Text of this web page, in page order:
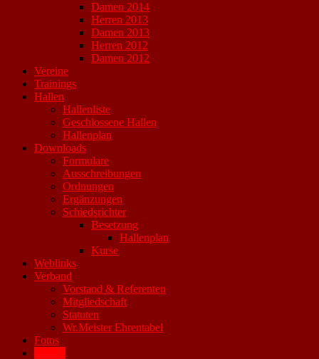
Damen 2014
Herren 2013
Damen 2013
Herren 2012
Damen 2012
Vereine
Trainings
Hallen
Hallenliste
Geschlossene Hallen
Hallenplan
Downloads
Formulare
Ausschreibungen
Ordnungen
Ergänzungen
Schiedsrichter
Besetzung
Hallenplan
Kurse
Weblinks
Verband
Vorstand & Referenten
Mitgliedschaft
Statuten
Wr.Meister Ehrentabel
Fotos